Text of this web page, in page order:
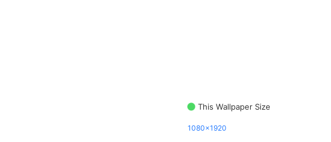
This Wallpaper Size
1080x1920